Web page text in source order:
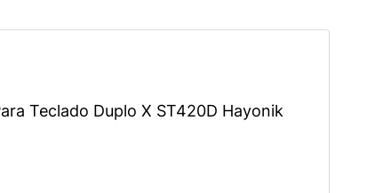
Teclado Duplo X ST420D Hayonik